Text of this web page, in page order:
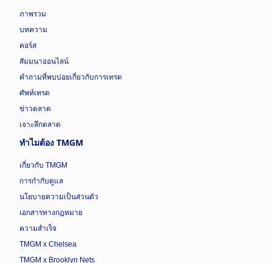
ภาพรวม
บทความ
คอร์ส
สัมมนาออนไลน์
คำถามที่พบบ่อยเกี่ยวกับการเทรด
ศัพท์เทรด
ข่าวตลาด
เจาะลึกตลาด
ทำไมต้อง TMGM
เกี่ยวกับ TMGM
การกำกับดูแล
นโยบายความเป็นส่วนตัว
เอกสารทางกฎหมาย
ความสำเร็จ
TMGM x Chelsea
TMGM x Brooklyn Nets